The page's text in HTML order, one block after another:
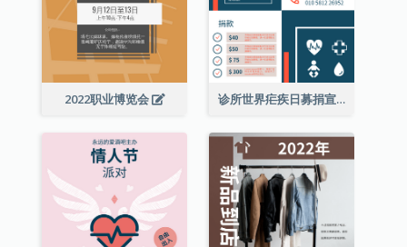
2022职业博览会 诊所世界疟疾日募捐宣传单张